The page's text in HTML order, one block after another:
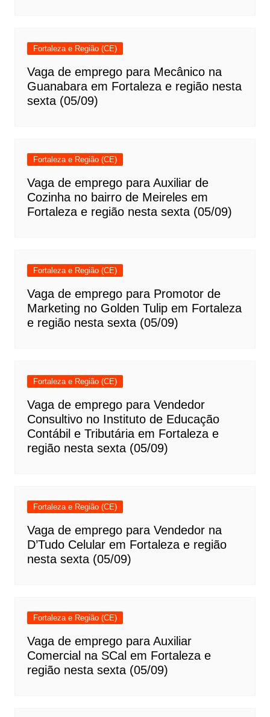
Fortaleza e Região (CE)
Vaga de emprego para Mecânico na
Guanabara em Fortaleza e região nesta
sexta (05/09)
Fortaleza e Região (CE)
Vaga de emprego para Auxiliar de
Cozinha no bairro de Meireles em
Fortaleza e região nesta sexta (05/09)
Fortaleza e Região (CE)
Vaga de emprego para Promotor de
Marketing no Golden Tulip em Fortaleza
e região nesta sexta (05/09)
Fortaleza e Região (CE)
Vaga de emprego para Vendedor
Consultivo no Instituto de Educação
Contábil e Tributária em Fortaleza e
região nesta sexta (05/09)
Fortaleza e Região (CE)
Vaga de emprego para Vendedor na
D’Tudo Celular em Fortaleza e região
nesta sexta (05/09)
Fortaleza e Região (CE)
Vaga de emprego para Auxiliar
Comercial na SCal em Fortaleza e
região nesta sexta (05/09)